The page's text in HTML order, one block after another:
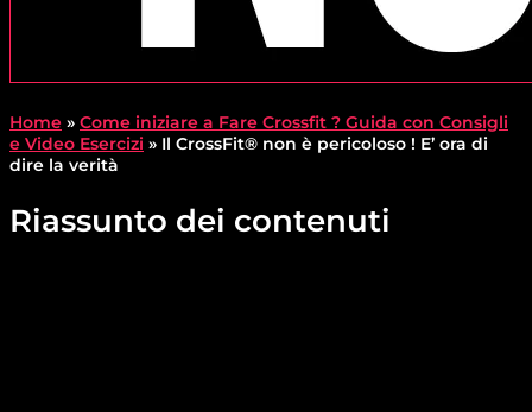
Home » Come iniziare a Fare Crossfit ? Guida con Consigli
e Video Esercizi » Il CrossFit® non è pericoloso ! E’ ora di
dire la verità
Riassunto dei contenuti